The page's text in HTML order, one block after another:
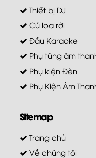
Thiết bị DJ
Củ loa rời
Đầu Karaoke
Phụ tùng âm
Phụ kiện Đèn
Phụ Kiện Âm
Sitemap
Trang chủ
Về chúng tôi